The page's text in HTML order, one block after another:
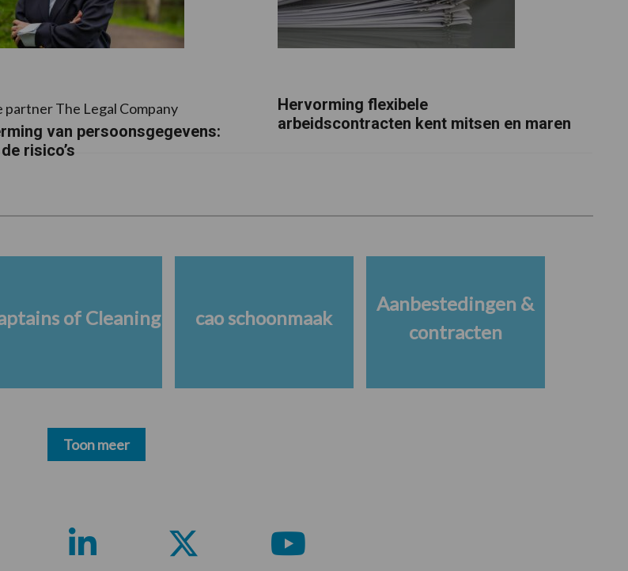
partner The Legal Company
van persoonsgegevens:
risico’s
Hervorming flexibele
arbeidscontracten kent mitsen en maren
of Cleaning cao schoonmaak
Aanbestedingen &
contracten
Toon meer